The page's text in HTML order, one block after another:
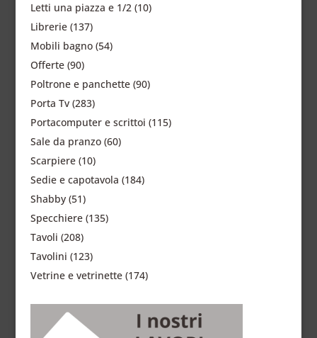
Letti una piazza e 1/2 (10)
Librerie (137)
Mobili bagno (54)
Offerte (90)
Poltrone e panchette (90)
Porta Tv (283)
Portacomputer e scrittoi (115)
Sale da pranzo (60)
Scarpiere (10)
Sedie e capotavola (184)
Shabby (51)
Specchiere (135)
Tavoli (208)
Tavolini (123)
Vetrine e vetrinette (174)